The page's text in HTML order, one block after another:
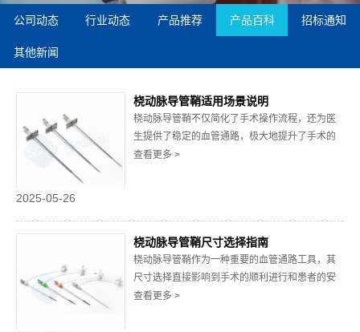
公司动态 行业动态 产品推荐 产品百科 招标通知
其他新闻
桡动脉导管鞘适用场景说明
桡动脉导管鞘不仅简化了手术操作流程，还为医
生提供了稳定的血管通路，极大地提升了手术的
安全性和效率。然而，很多非专 业人士对它的适
的应用心血管疾病是全球范围内导致死亡的主要
原因之...
查看更多 >
2025-05-26
桡动脉导管鞘尺寸选择指南
桡动脉导管鞘作为一种重要的血管通路工具，其
尺寸选择直接影响到手术的顺利进行和患者的安
全性。不同的手术类型、患者情况以及操作需
查看更多 >